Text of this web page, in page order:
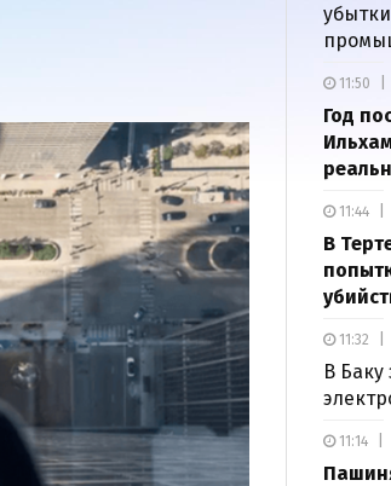
Год
11:50
В
11:44
В Баку
11:32
11:14